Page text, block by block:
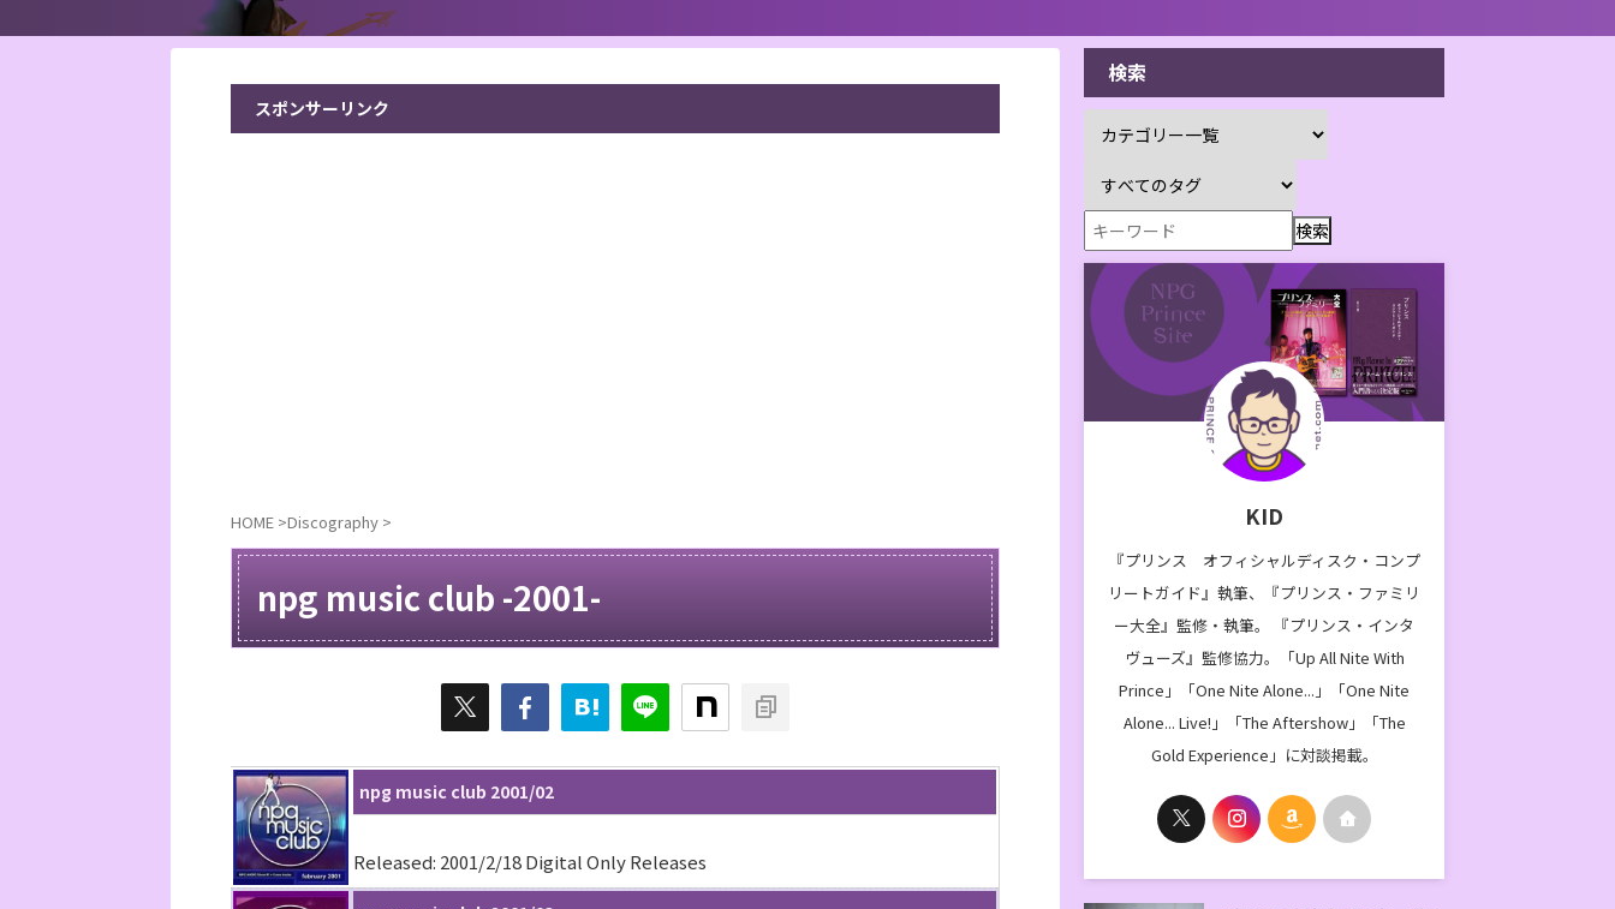
スポンサーリンク
HOME >Discography >
npg music club -2001-
npg music club 2001/02
Released: 2001/2/18 Digital Only Releases
検索
KID
『プリンス オフィシャルディスク・コンプ
リートガイド』執筆、『プリンス・ファミリ
ー大全』監修・執筆。 『プリンス・インタ
ヴューズ』監修協力。「Up All Nite With
Prince」「One Nite Alone...」「One Nite
Alone... Live!」「The Aftershow」「The
Gold Experience」に対談掲載。